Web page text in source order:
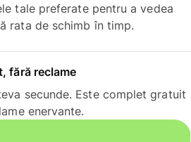
tale preferate pentru a vedea
rata de schimb în timp.
fără reclame
secunde. Este complet gratuit
enervante.